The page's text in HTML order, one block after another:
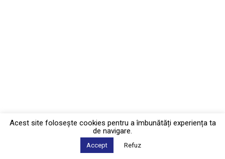
Acest site foloseşte cookies pentru a îmbunătăți experiența ta
de navigare.
Accept Refuz